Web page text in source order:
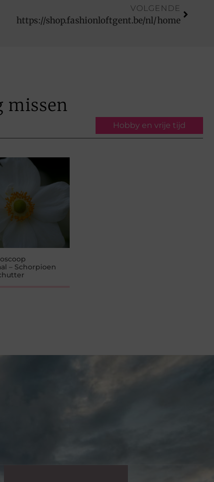
VOLGENDE
https://shop.fashionloftgent.be/nl/home
missen
Hobby en vrije tijd
– Schorpioen